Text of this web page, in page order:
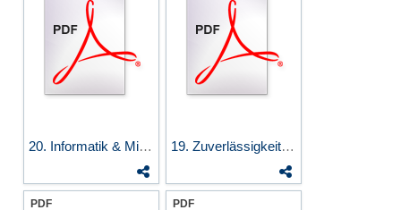
20. Informatik & Militär... 19. Zuverlässigkeit III:...
PDF PDF